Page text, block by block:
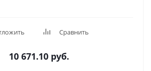
Сравнить
10 671.10руб.